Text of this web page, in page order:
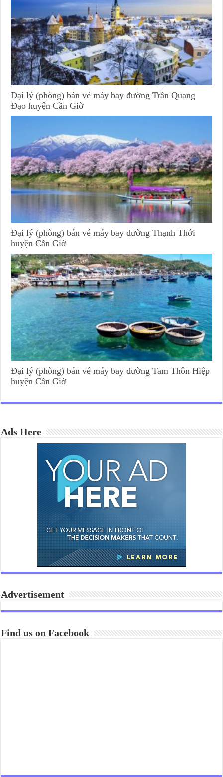
Đại lý (phòng) bán vé máy bay đường Trần Quang
Đạo huyện Cần Giờ
Đại lý (phòng) bán vé máy bay đường Thạnh Thới
huyện Cần Giờ
Đại lý (phòng) bán vé máy bay đường Tam Thôn Hiệp
huyện Cần Giờ
Ads Here
Advertisement
Find us on Facebook